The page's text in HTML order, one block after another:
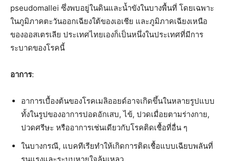
pseudomallei ซึ่งพบอยู่ในดินและน้ำขังในบางพื้นที่ โดยเฉพาะ
ในภูมิภาคตะวันออกเฉียงใต้ของเอเชีย และภูมิภาคเฉียงเหนือ
ของออสเตรเลีย ประเทศไทยเองก็เป็นหนึ่งในประเทศที่มีการ
ระบาดของโรคนี้
อาการ:
อาการเบื้องต้นของโรคเมลิออยด์อาจเกิดขึ้นในหลายรูปแบบ
ทั้งในรูปของอาการปอดอักเสบ, ไข้, ปวดเมื่อยตามร่างกาย,
ปวดศรีษะ หรืออาการเช่นเดียวกับโรคติดเชื้อที่อื่น ๆ
ในบางกรณี, แบคทีเรียทำให้เกิดการติดเชื้อแบบเฉียบพลันที่